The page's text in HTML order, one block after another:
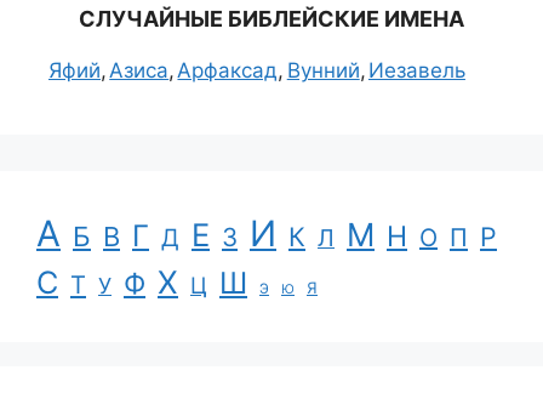
СЛУЧАЙНЫЕ БИБЛЕЙСКИЕ ИМЕНА
Яфий Азиса Арфаксад Вунний Иезавель
А Б В Г Д Е З И К Л М Н О П Р
С Т У Ф Х Ц Ш Э Ю Я